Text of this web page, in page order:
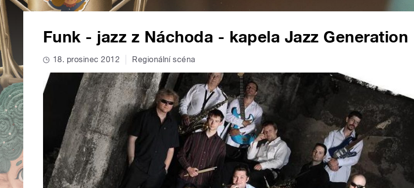
Funk - jazz z Náchoda - kapela Jazz Generation
18. prosinec 2012 Regionální scéna